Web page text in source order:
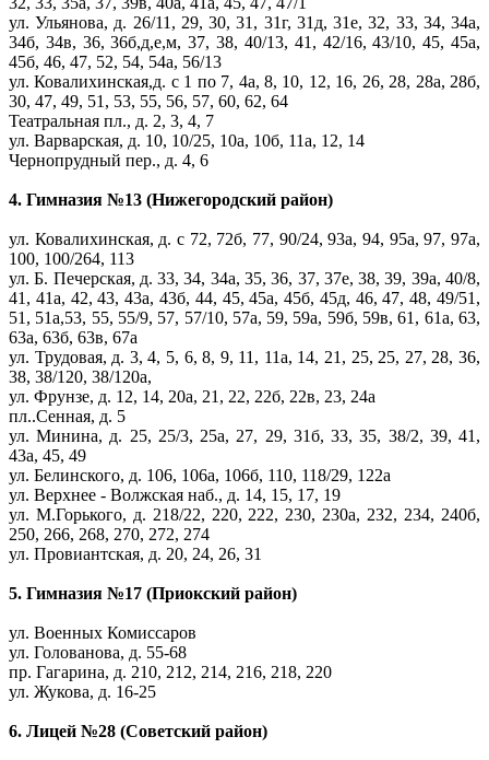
ул. Ульянова, д. 26/11, 29, 30, 31, 31г, 31д, 31е, 32, 33, 34, 34а,
34б, 34в, 36, 36б,д,е,м, 37, 38, 40/13, 41, 42/16, 43/10, 45, 45а,
45б, 46, 47, 52, 54, 54а, 56/13
ул. Ковалихинская,д. с 1 по 7, 4а, 8, 10, 12, 16, 26, 28, 28а, 28б,
30, 47, 49, 51, 53, 55, 56, 57, 60, 62, 64
Театральная пл., д. 2, 3, 4, 7
ул. Варварская, д. 10, 10/25, 10а, 10б, 11а, 12, 14
Чернопрудный пер., д. 4, 6
4. Гимназия №13 (Нижегородский район)
ул. Ковалихинская, д. с 72, 72б, 77, 90/24, 93а, 94, 95а, 97, 97а,
100, 100/264, 113
ул. Б. Печерская, д. 33, 34, 34а, 35, 36, 37, 37е, 38, 39, 39а, 40/8,
41, 41а, 42, 43, 43а, 43б, 44, 45, 45а, 45б, 45д, 46, 47, 48, 49/51,
51, 51а,53, 55, 55/9, 57, 57/10, 57а, 59, 59а, 59б, 59в, 61, 61а, 63,
63а, 63б, 63в, 67а
ул. Трудовая, д. 3, 4, 5, 6, 8, 9, 11, 11а, 14, 21, 25, 25, 27, 28, 36,
38, 38/120, 38/120а,
ул. Фрунзе, д. 12, 14, 20а, 21, 22, 22б, 22в, 23, 24а
пл..Сенная, д. 5
ул. Минина, д. 25, 25/3, 25а, 27, 29, 31б, 33, 35, 38/2, 39, 41,
43а, 45, 49
ул. Белинского, д. 106, 106а, 106б, 110, 118/29, 122а
ул. Верхнее - Волжская наб., д. 14, 15, 17, 19
ул. М.Горького, д. 218/22, 220, 222, 230, 230а, 232, 234, 240б,
250, 266, 268, 270, 272, 274
ул. Провиантская, д. 20, 24, 26, 31
5. Гимназия №17 (Приокский район)
ул. Военных Комиссаров
ул. Голованова, д. 55-68
пр. Гагарина, д. 210, 212, 214, 216, 218, 220
ул. Жукова, д. 16-25
6. Лицей №28 (Советский район)